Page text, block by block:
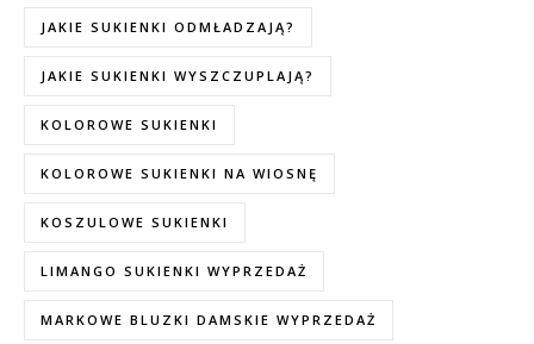
JAKIE SUKIENKI ODMŁADZAJĄ?
JAKIE SUKIENKI WYSZCZUPLAJĄ?
KOLOROWE SUKIENKI
KOLOROWE SUKIENKI NA WIOSNĘ
KOSZULOWE SUKIENKI
LIMANGO SUKIENKI WYPRZEDAŻ
MARKOWE BLUZKI DAMSKIE WYPRZEDAŻ